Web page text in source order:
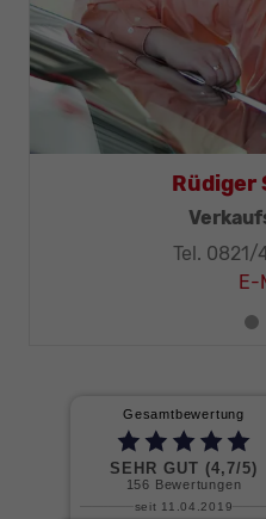
Rüdiger
Tel.
E-